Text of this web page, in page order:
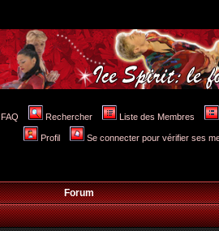
FAQ Rechercher Liste des Membres
Profil Se connecter pour vérifier ses
Forum